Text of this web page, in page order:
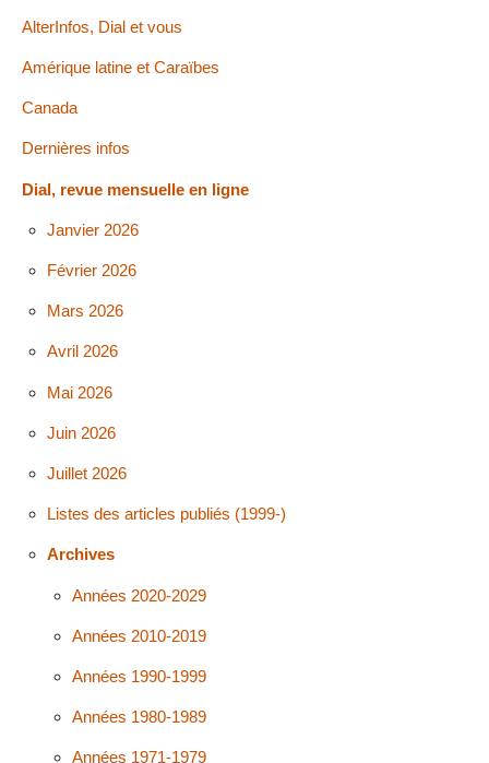
AlterInfos, Dial et vous
Amérique latine et Caraïbes
Canada
Dernières infos
Dial, revue mensuelle en ligne
Janvier 2026
Février 2026
Mars 2026
Avril 2026
Mai 2026
Juin 2026
Juillet 2026
Listes des articles publiés (1999-)
Archives
Années 2020-2029
Années 2010-2019
Années 1990-1999
Années 1980-1989
Années 1971-1979